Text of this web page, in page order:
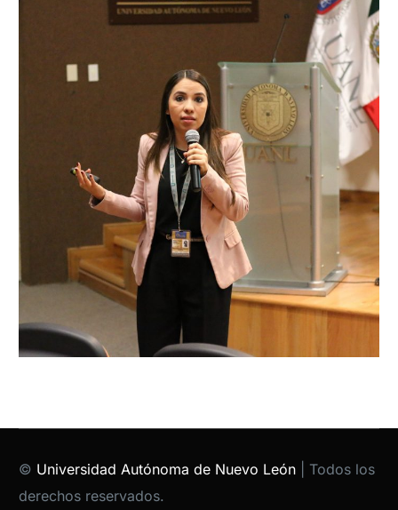
© Universidad Autónoma de Nuevo León | Todos los
derechos reservados.